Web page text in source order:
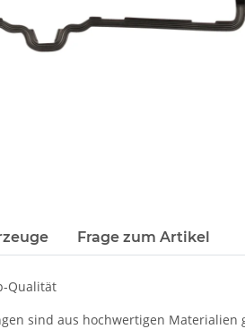
Frage zum Artikel
Qualität
sind aus hochwertigen